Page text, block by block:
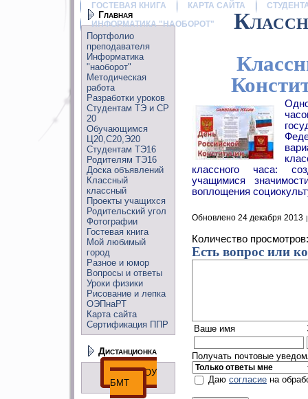
ГОСТЕВАЯ КНИГА
КАРТА САЙТА
ИНФОРМАТИКА "НАОБОРОТ"
Главная
Портфолио
преподавателя
Информатика
"наоборот"
Методическая
работа
Разработки уроков
Студентам ТЭ и СР
20
Обучающимся
Ц20,С20,Э20
Студентам ТЭ16
Родителям ТЭ16
Доска объявлений
Классный
классный
Проекты учащихся
Родительский угол
Фотографии
Гостевая книга
Мой любимый
город
Разное и юмор
Вопросы и ответы
Уроки физики
Рисование и лепка
ОЭПнаРТ
Карта сайта
Сертификация ППР
Дистанционка
ДО ГПОУ
БМТ
классного часа:
учащимися
воплощения
Обновлено 24 декабря 2013
Количество
Есть вопрос или
Ваше имя
Получать почтовые
Даю согласие на